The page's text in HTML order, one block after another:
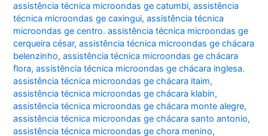
assistência técnica microondas ge catumbi,assistência
técnica microondas ge caxingui,assistência técnica
microondas ge centro. assistência técnica microondas ge
cerqueira césar,assistência técnica microondas ge chácara
belenzinho,assistência técnica microondas ge chácara
flora,assistência técnica microondas ge chácara inglesa.
assistência técnica microondas ge chácara itaim,
assistência técnica microondas ge chácara klabin,
assistência técnica microondas ge chácara monte alegre,
assistência técnica microondas ge chácara santo antonio,
assistência técnica microondas ge chora menino,